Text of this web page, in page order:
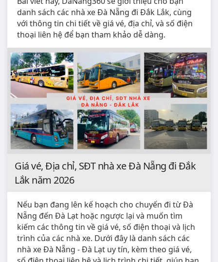
danh sách các nhà xe Đà Nẵng đi Đắk Lắk, cùng
với thông tin chi tiết về giá vé, địa chỉ, và số điện
thoại liên hệ để bạn tham khảo dễ dàng.
Giá vé, Địa chỉ, SĐT nhà xe Đà Nẵng đi Đắk
Lắk năm 2026
Nếu bạn đang lên kế hoạch cho chuyến đi từ Đà
Nẵng đến Đà Lạt hoặc ngược lại và muốn tìm
kiếm các thông tin về giá vé, số điện thoại và lịch
trình của các nhà xe. Dưới đây là danh sách các
nhà xe Đà Nẵng - Đà Lạt uy tín, kèm theo giá vé,